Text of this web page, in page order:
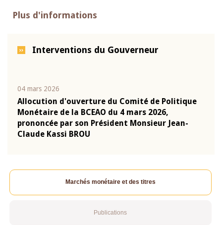
Plus d'informations
Interventions du Gouverneur
04 mars 2026
Allocution d'ouverture du Comité de Politique
Monétaire de la BCEAO du 4 mars 2026,
prononcée par son Président Monsieur Jean-
Claude Kassi BROU
Marchés monétaire et des titres
Publications